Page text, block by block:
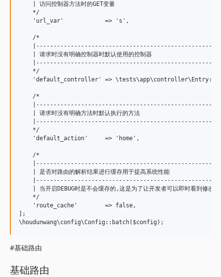
    | 访问控制器方法时的GET变量
    */
    'url_var'            => 's',
    /*
    | 请求时没有明确控制器时默认使用的控制器
    */
'default_controller' =>
    /*
    | 请求时没有明确方法时默认执行的方法
    */
    'default_action'     => 'home',
    /*
    | 是否对路由的解析结果进行缓存用于提高系统性能
| 当开启DEBUG时是不会缓存的,这是为了让开发者可以即时看到修改效
    */
    'route_cache'        => false,
];
#基础路由
基础路由